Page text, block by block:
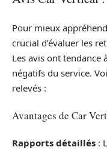
Pour mieux
crucial d’évaluer les
Les avis ont tendance
négatifs du service.
relevés :
Avantages de Car
Rapports détaillés :